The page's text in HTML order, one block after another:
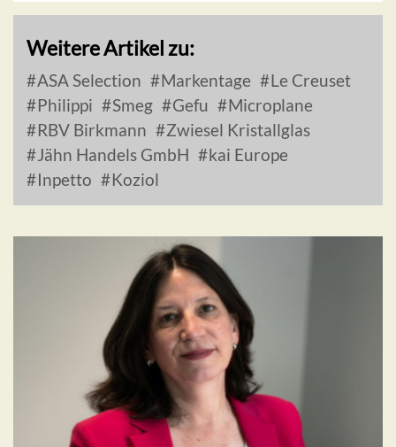
Weitere Artikel zu:
ASA Selection Markentage
Le Creuset
Philippi
Smeg Gefu
Microplane
RBV Birkmann
Zwiesel Kristallglas
Jähn Handels GmbH
kai Europe
Inpetto
Koziol